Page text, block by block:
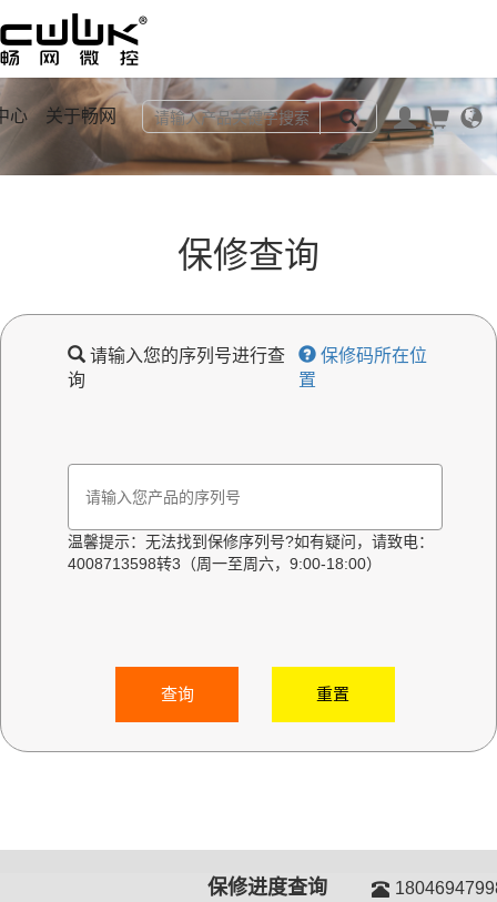
心 关于畅网
保修查询
请输入您的序列号进行查
询
保修码所在位
置
温馨提示：无法找到保修序列号?如有疑问，请致电：
4008713598转3（周一至周六，9:00-18:00）
查询 重置
保修进度查询